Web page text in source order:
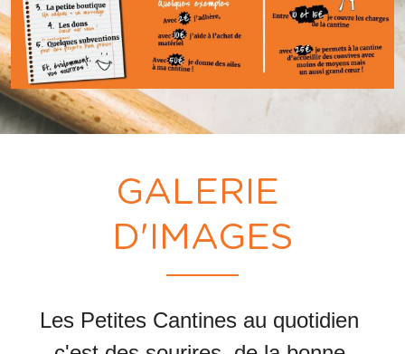
GALERIE
D'IMAGES
Les Petites Cantines au quotidien